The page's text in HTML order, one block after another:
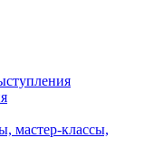
мастер-классы,